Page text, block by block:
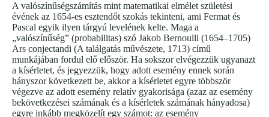
A valószínűségszámítás mint matematikai elmélet születési
évének az 1654-es esztendőt szokás tekinteni, ami Fermat és
Pascal egyik ilyen tárgyú levelének kelte. Maga a
„valószínűség” (probabilitas) szó Jakob Bernoulli (1654–1705)
Ars conjectandi (A találgatás művészete, 1713) című
munkájában fordul elő először. Ha sokszor elvégezzük ugyanazt
a kísérletet, és jegyezzük, hogy adott esemény ennek során
hányszor következett be, akkor a kísérletet egyre többször
végezve az adott esemény relatív gyakorisága (azaz az esemény
bekövetkezései számának és a kísérletek számának hányadosa)
egyre inkább megközelít egy számot: az esemény